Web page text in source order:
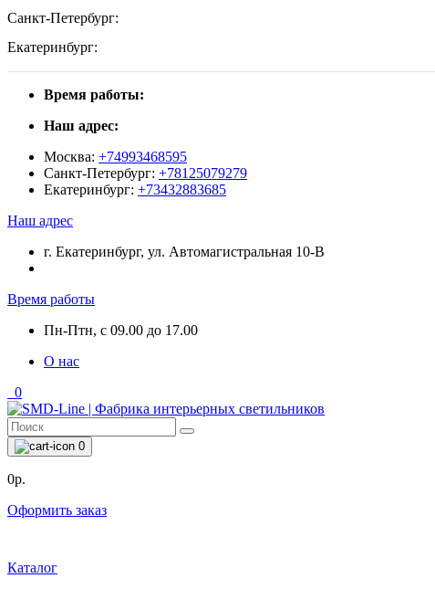
Санкт-Петербург:
Екатеринбург:
Время работы:
Наш адрес:
Москва: +74993468595
Санкт-Петербург: +78125079279
Екатеринбург: +73432883685
Наш адрес
г. Екатеринбург, ул. Автомагистральная 10-В
Время работы
Пн-Птн, с 09.00 до 17.00
О нас
0
0
0р.
Оформить заказ
Каталог